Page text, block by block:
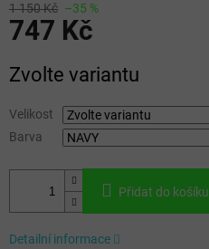
1 150 Kč –35 %
747 Kč
cena:
Zvolte variantu
Velikost
Barva
Přidat do košíku
Detailní informace